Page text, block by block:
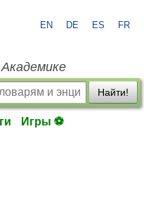
EN DE ES FR
Найти!
Игры ⚽